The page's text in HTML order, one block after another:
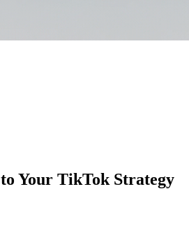
Your TikTok Strategy